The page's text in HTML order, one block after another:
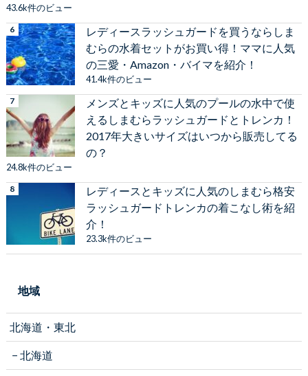
43.6k件のビュー
レディースラッシュガードを買うならしま
むらの水着セットがお買い得！ママに人気
の三愛・Amazon・バイマを紹介！
41.4k件のビュー
メンズとキッズに人気のプールの水中で使
えるしまむらラッシュガードとトレンカ！
2017年大きいサイズはいつから販売してる
の？
24.8k件のビュー
レディースとキッズに人気のしまむら格安
ラッシュガードトレンカの着こなし術を紹
介！
23.3k件のビュー
地域
北海道・東北
北海道